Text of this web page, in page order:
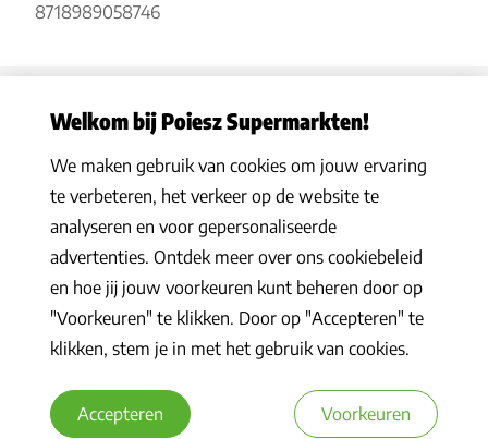
8718989058746
Privacy statement|Algemene voorwaarden |Hoe werkt het |
Veelgestelde vragen|Cookies
© 2026 Poiesz Supermarkten B.V. Alle rechten voorbehouden
Welkom bij Poiesz Supermarkten!
We maken gebruik van cookies om jouw ervaring
te verbeteren, het verkeer op de website te
analyseren en voor gepersonaliseerde
advertenties. Ontdek meer over ons cookiebeleid
en hoe jij jouw voorkeuren kunt beheren door op
"Voorkeuren" te klikken. Door op "Accepteren" te
klikken, stem je in met het gebruik van cookies.
Accepteren Voorkeuren